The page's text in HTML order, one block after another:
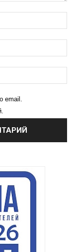
email.